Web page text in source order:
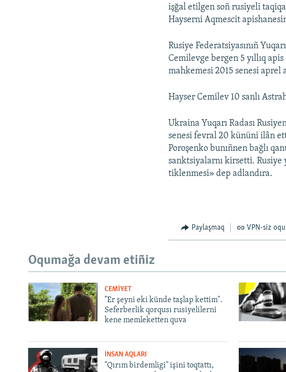
işğal etilgen soñ rusiyeli
Hayserni Aqmescit
Rusiye Federatsiyasınıñ
Cemilevge bergen 5 yıllıq
mahkemesi 2015 senesi aprel
Hayser Cemilev 10 sanlı
Ukraina Yuqarı Radası
senesi fevral 20 kününi ilân
Poroşenko bunıñnen bağlı
sanktsiyalarnı kirsetti.
tiklenmesi» dep adlandıra.
Paylaşmaq VPN-siz
Oqumağa devam etiñiz
CEMİYET
"Er şeyni eki künde taşlap kettim".
Seferberlik qorqusı rusiyelilerni
kene memleketten quva
İNSAN AQLARI
"Qırım birdemligi" işini toqtattı,